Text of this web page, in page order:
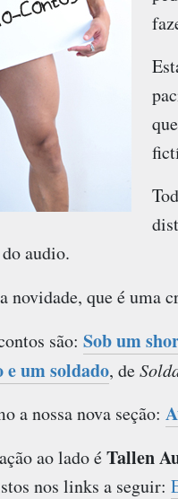
audio.
novidade, que é uma
são: Sob um
e um soldado, de
a nossa nova seção:
ao lado éTallen
nos links a seguir: